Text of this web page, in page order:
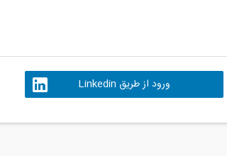
ورود از طریق Linkedin